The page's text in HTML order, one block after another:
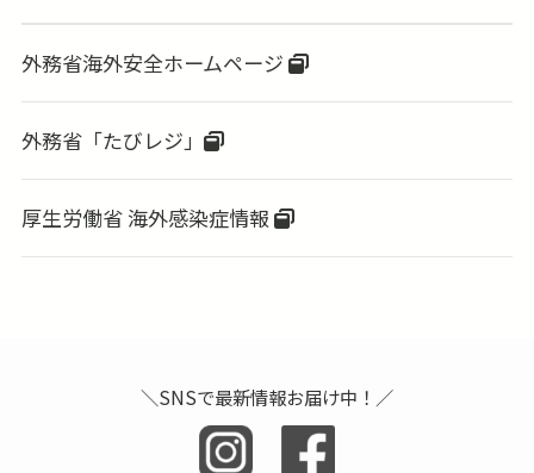
外務省海外安全ホームページ
外務省「たびレジ」
厚生労働省 海外感染症情報
＼SNSで最新情報お届け中！／